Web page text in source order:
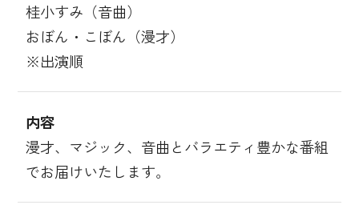
桂小すみ（音曲）
おぼん・こぼん（漫才）
※出演順
内容
漫才、マジック、音曲とバラエティ豊かな番組
でお届けいたします。